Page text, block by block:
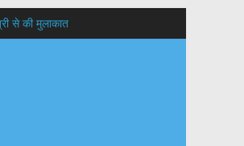
से की मुलाकात